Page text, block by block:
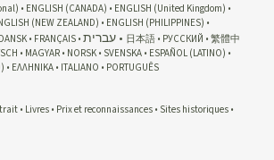
ENGLISH (CANADA)
ENGLISH (United Kingdom)
(NEW ZEALAND)
ENGLISH (PHILIPPINES)
DANSK FRANÇAIS עברית 日本語 РУССКИЙ
繁體中
MAGYAR NORSK SVENSKA ESPAÑOL (LATINO)
ΕΛΛΗΝΙΚA ITALIANO PORTUGUÊS
Livres Prix et reconnaissances Sites historiques